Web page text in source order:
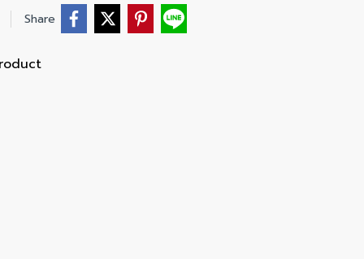
Share